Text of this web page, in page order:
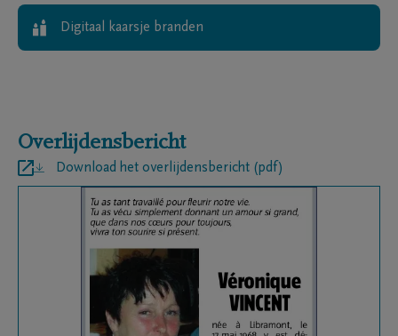
Digitaal kaarsje branden
Overlijdensbericht
Download het overlijdensbericht (pdf)